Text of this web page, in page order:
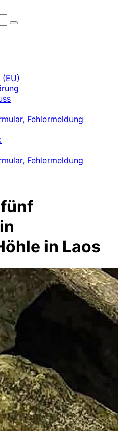
Fehlermeldung
Fehlermeldung
in Laos